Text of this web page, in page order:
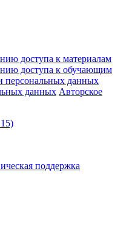
доступа к материалам
доступа к обучающим
персональных данных
данных Авторское
поддержка